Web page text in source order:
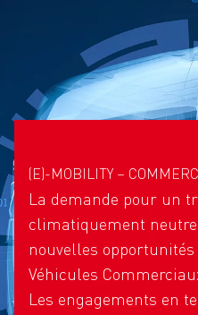
(E)-MOBILITY –
La demande pour un
climatiquement
nouvelles
Véhicules
Les engagements en